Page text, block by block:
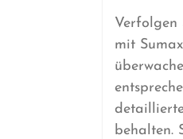
Verfolgen
mit
behalten.